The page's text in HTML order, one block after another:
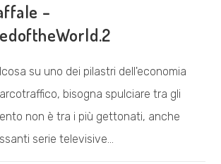
–
su uno dei pilastri dell'economia
bisogna spulciare tra gli
non è tra i più gettonati, anche
serie televisive…